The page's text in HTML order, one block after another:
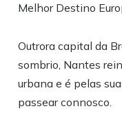
Melhor Destino
Outrora capital da
sombrio, Nantes
urbana e é pelas
passear connosco.